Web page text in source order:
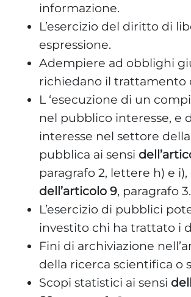
informazione.
L’esercizio del diritto di
espressione.
Adempiere ad obblighi
richiedano il trattamento
L ‘esecuzione di un
nel pubblico interesse, e
interesse nel settore
pubblica ai sensi
paragrafo 2, lettere h) e i),
dell’articolo 9, paragrafo 3.
L’esercizio di pubblici
investito chi ha trattato i
Fini di archiviazione
della ricerca scientifica o
Scopi statistici ai sensi